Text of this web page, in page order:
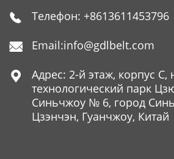
 Телефон: +8613611453796
 Email:info@gdlbelt.com

Адрес: 2-й этаж, корпус C,
технологический парк
Синьчжоу № 6, город
Цзэнчэн, Гуанчжоу, Китай